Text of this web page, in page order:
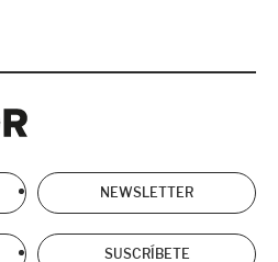
NEWSLETTER
SUSCRÍBETE